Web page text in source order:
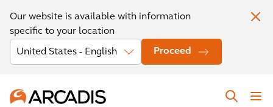
Our website is available with information
specific to your location
Proceed